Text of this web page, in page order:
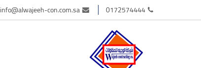
0172574444
info@alwajeeh-con.com.sa